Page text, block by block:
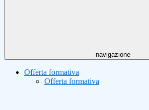
navigazione
Offerta formativa
Offerta formativa